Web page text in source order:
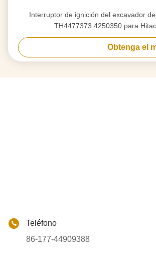
Interruptor de ignición del excavador
TH4477373 4250350 para
Obtenga el
Teléfono
86-177-44909388